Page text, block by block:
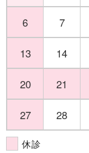
6 7
13 14
20 21
27 28
休診